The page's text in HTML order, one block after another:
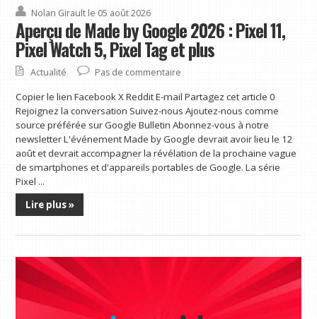
5 nouveaux films Prime Video en août 2026 avec 90 % ou plus sur Rotten Tomatoes, dont l'une des
meilleures comédies noires de tous les temps
Copier le lien Facebook X Reddit E-mail Partagez cet article 0 Rejoignez la conversation
notre newsletter Prime Video lance le nouveau mois en modifiant ...
Nolan Girault le 05 août 2026
Aperçu de Made by Google 2026 : Pixel 11,
Pixel Watch 5, Pixel Tag et plus
Actualité Pas de commentaire
Copier le lien Facebook X Reddit E-mail Partagez cet article 0
Rejoignez la conversation Suivez-nous Ajoutez-nous comme
source préférée sur Google Bulletin Abonnez-vous à notre
newsletter L'événement Made by Google devrait avoir lieu le 12
août et devrait accompagner la révélation de la prochaine vague
de smartphones et d'appareils portables de Google. La série
Pixel ...
Lire plus »